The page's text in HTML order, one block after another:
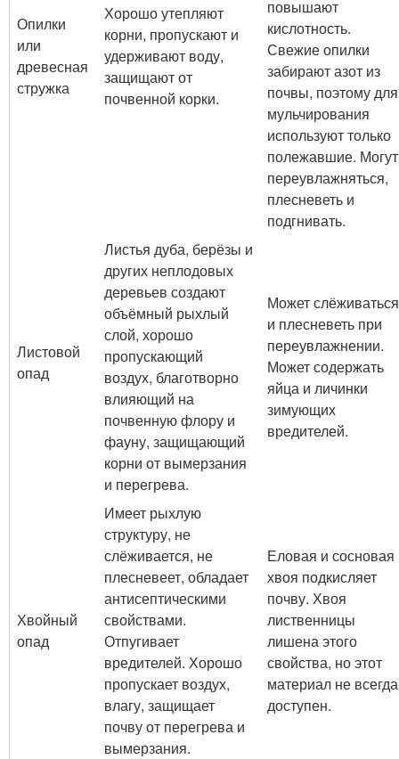
Опилки
или
древесная
стружка
Хорошо утепляют
корни, пропускают и
удерживают воду,
защищают от
почвенной корки.
повышают
кислотность.
Свежие опилки
забирают азот из
почвы, поэтому для
мульчирования
используют только
полежавшие. Могут
переувлажняться,
плесневеть и
подгнивать.
Листовой
опад
Листья дуба, берёзы и
других неплодовых
деревьев создают
объёмный рыхлый
слой, хорошо
пропускающий
воздух, благотворно
влияющий на
почвенную флору и
фауну, защищающий
корни от вымерзания
и перегрева.
Может слёживаться
и плесневеть при
переувлажнении.
Может содержать
яйца и личинки
зимующих
вредителей.
Хвойный
опад
Имеет рыхлую
структуру, не
слёживается, не
плесневеет, обладает
антисептическими
свойствами.
Отпугивает
вредителей. Хорошо
пропускает воздух,
влагу, защищает
почву от перегрева и
вымерзания.
Еловая и сосновая
хвоя подкисляет
почву. Хвоя
лиственницы
лишена этого
свойства, но этот
материал не всегда
доступен.